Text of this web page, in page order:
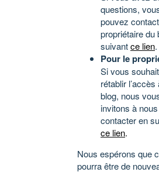
questions,
pouvez
propriétaire du
suivantce lien.
Pour le
Si vous
rétablir
blog, nous
invitons à nous
contacter en
ce lien.
Nous espérons que
pourra être de